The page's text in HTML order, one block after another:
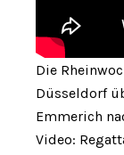
Die
Düsseldorf
Emmerich
Video: